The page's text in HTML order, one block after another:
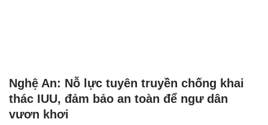
Nghệ An: Nỗ lực tuyên truyền chống khai
thác IUU, đảm bảo an toàn để ngư dân
vươn khơi